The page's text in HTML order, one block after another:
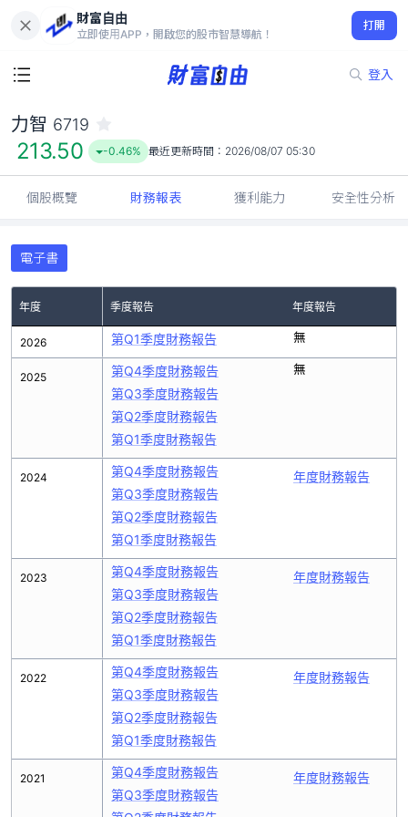
財富自由
立即使用APP，開啟您的股市智慧導航！
打開
登入
213.50
-0.46%
力智 6719
213.50 -0.46% 最近更新時間： 2026/08/07 05:30
個股概覽 財務報表 獲利能力 安全性分析
電子書
年度 季度報告 年度報告
2026
2025
2024
2023
2022
2021
第Q1季度財務報告 無
第Q4季度財務報告
第Q3季度財務報告
第Q2季度財務報告
第Q1季度財務報告
無
第Q4季度財務報告
第Q3季度財務報告
第Q2季度財務報告
第Q1季度財務報告
年度財務報告
第Q4季度財務報告
第Q3季度財務報告
第Q2季度財務報告
第Q1季度財務報告
年度財務報告
第Q4季度財務報告
第Q3季度財務報告
第Q2季度財務報告
第Q1季度財務報告
年度財務報告
第Q4季度財務報告
第Q3季度財務報告
年度財務報告